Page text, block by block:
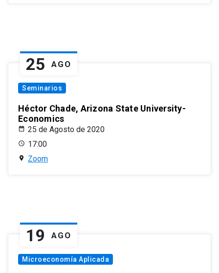
25 AGO
Seminarios
Héctor Chade, Arizona State University-
Economics
25 de Agosto de 2020
17:00
Zoom
19 AGO
Microeconomía Aplicada